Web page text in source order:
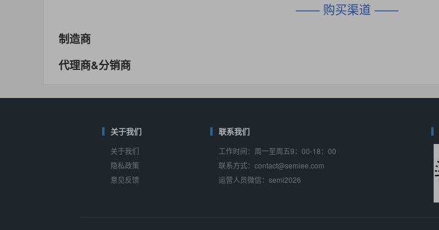
MAX14760
M74HC4852
相同功能 相似度 50% 对比
TC4052BFT (东芝-Toshiba)
相似度 50% 对比
相似度 44%
CD4052 (思扬微-Siyom)
相同功能 相似度 35%
—— 购买渠道 ——
制造商
代理商&分销商
关于我们
关于我们
隐私政策
意见反馈
联系我们
工作时间：周一至周五9：00-18：00
联系方式：contact@semiee.com
运营人员微信：semi2026